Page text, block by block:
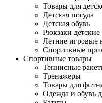
Товары для
Детская посуда
Детская обувь
Рюкзаки детские
Летние игровые
Спортивные
Спортивные товары
Теннисные
Тренажеры
Товары для
Одежда и обувь